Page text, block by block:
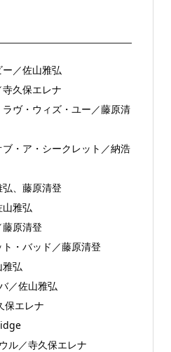
／佐山雅弘
久保エレナ
ヴ・ウィズ・ユー／藤原清
・ア・シークレット／納浩
、藤原清登
雅弘
原清登
・バッド／藤原清登
雅弘
／佐山雅弘
保エレナ
ル／寺久保エレナ